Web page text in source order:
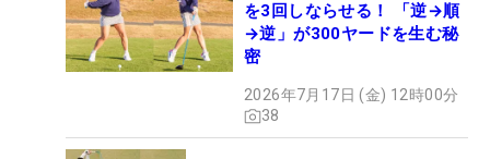
を3回しならせる！ 「逆→順
→逆」が300ヤードを生む秘
密
2026年7月17日 (金) 12時00分
38